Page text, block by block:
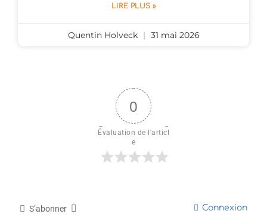
LIRE PLUS »
Quentin Holveck 31 mai 2026
0
Évaluation de l'articl
e
S’abonner Connexion